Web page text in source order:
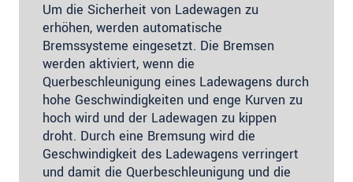
Um die Sicherheit von Ladewagen zu
erhöhen, werden automatische
Bremssysteme eingesetzt. Die Bremsen
werden aktiviert, wenn die
Querbeschleunigung eines Ladewagens durch
hohe Geschwindigkeiten und enge Kurven zu
hoch wird und der Ladewagen zu kippen
droht. Durch eine Bremsung wird die
Geschwindigkeit des Ladewagens verringert
und damit die Querbeschleunigung und die